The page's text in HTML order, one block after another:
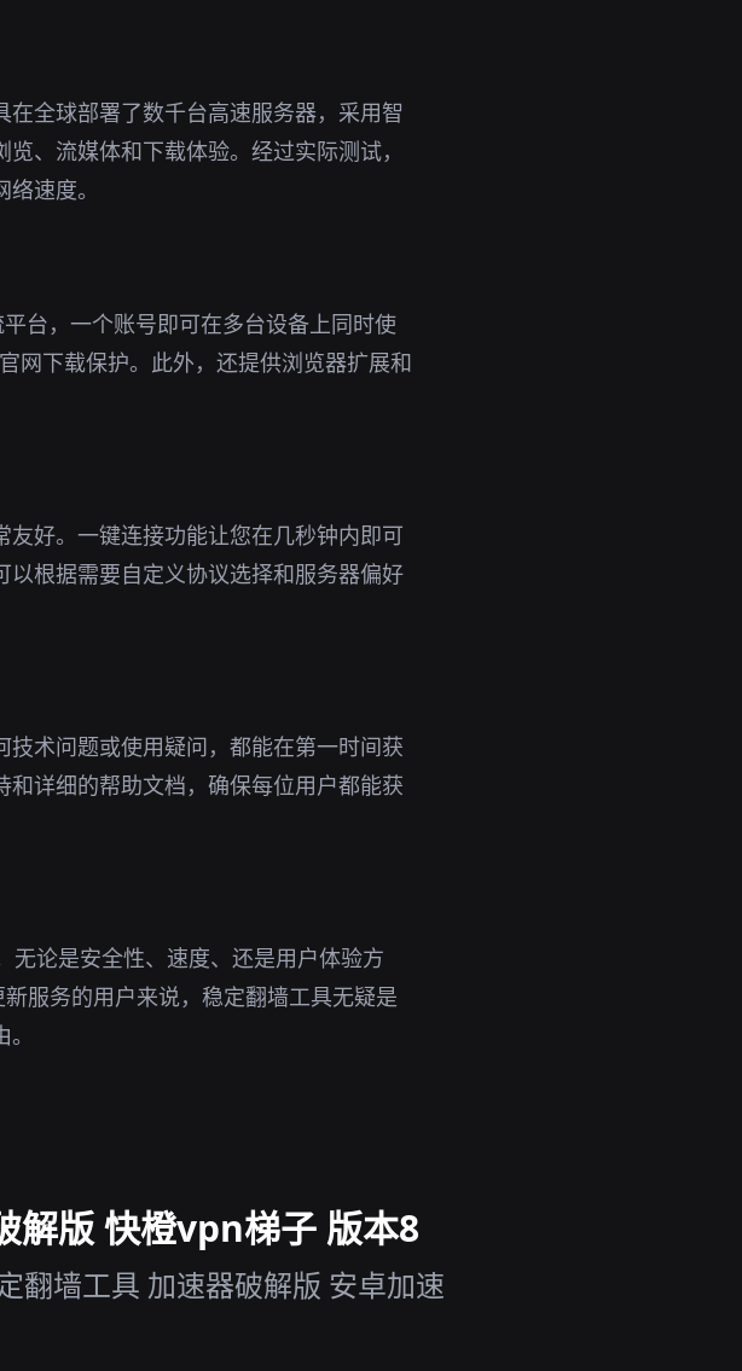
全球部署了数千台高速服务器，采用智
、流媒体和下载体验。经过实际测试，
速度。
台，一个账号即可在多台设备上同时使
网下载保护。此外，还提供浏览器扩展和
好。一键连接功能让您在几秒钟内即可
根据需要自定义协议选择和服务器偏好
术问题或使用疑问，都能在第一时间获
详细的帮助文档，确保每位用户都能获
论是安全性、速度、还是用户体验方
服务的用户来说，稳定翻墙工具无疑是
解版 快橙vpn梯子 版本8
翻墙工具 加速器破解版 安卓加速